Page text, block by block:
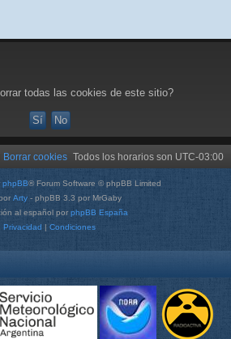
todas las cookies de este sitio?
Todos los horarios son UTC-03:00
Borrar cookies
phpBB® Forum Software © phpBB Limited
Arty - phpBB 3.3 por MrGaby
al español por phpBB España
Privacidad | Condiciones